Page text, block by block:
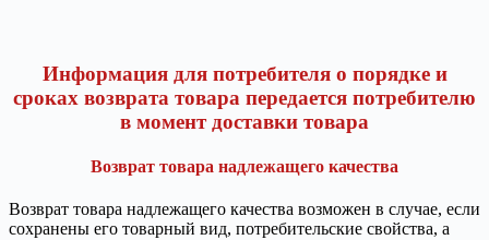
Информация для потребителя о порядке и
сроках возврата товара передается потребителю
в момент доставки товара
Возврат товара надлежащего качества
Возврат товара надлежащего качества возможен в случае, если
сохранены его товарный вид, потребительские свойства, а